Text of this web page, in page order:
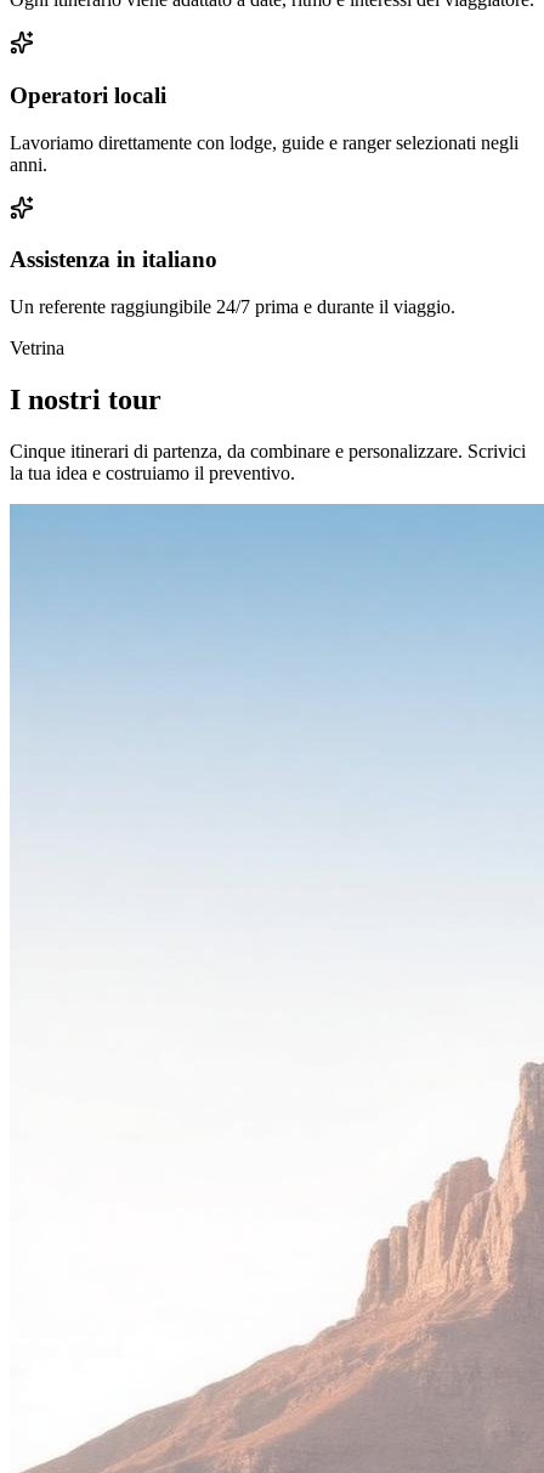
Operatori locali
Lavoriamo direttamente con lodge, guide e ranger selezionati negli
anni.
Assistenza in italiano
Un referente raggiungibile 24/7 prima e durante il viaggio.
Vetrina
I nostri tour
Cinque itinerari di partenza, da combinare e personalizzare. Scrivici
la tua idea e costruiamo il preventivo.